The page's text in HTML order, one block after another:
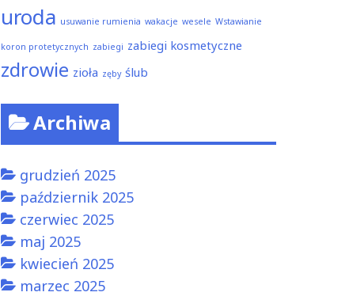
uroda usuwanie rumienia wakacje wesele Wstawianie
koron protetycznych zabiegi zabiegi kosmetyczne
zdrowie zioła zęby ślub
Archiwa
grudzień 2025
październik 2025
czerwiec 2025
maj 2025
kwiecień 2025
marzec 2025